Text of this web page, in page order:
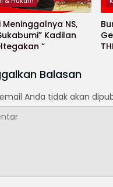
NS,
Kadilan
“
Balasan
Anda tidak akan